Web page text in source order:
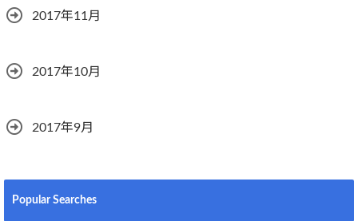
2017年11月
2017年10月
2017年9月
Popular Searches